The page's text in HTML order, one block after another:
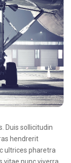
Duis sollicitudin
hendrerit
ultrices pharetra